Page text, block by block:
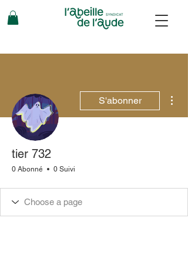
S'abonner
tier 732
0 Abonné 0 Suivi